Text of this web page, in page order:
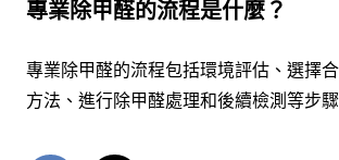
專業除甲醛的流程是什麼？
專業除甲醛的流程包括環境評估、選擇
方法、進行除甲醛處理和後續檢測等步驟